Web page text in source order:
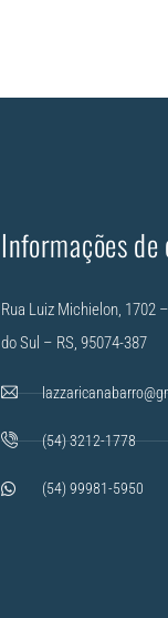
Informações
Rua Luiz Michielon, 1702
do Sul – RS, 95074-387
(54) 3212-1778
(54) 99981-5950